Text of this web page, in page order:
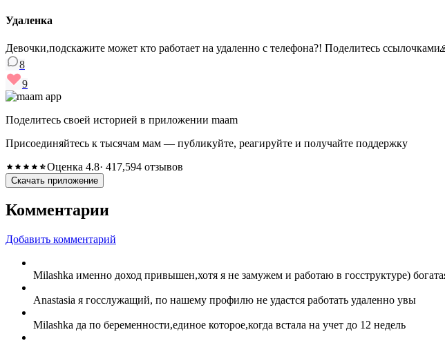
Удаленка
Девочки,подскажите может кто работает на удаленно с телефона?! Поделитесь
8
9
Поделитесь своей историей в приложении maam
Присоединяйтесь к тысячам мам — публикуйте, реагируйте и получайте поддержку
Оценка 4.8· 417,594 отзывов
Скачать приложение
Комментарии
Добавить комментарий
Milashka именно доход привышен,хотя я не замужем и работаю в госструктуре)
Anastasia я госслужащий, по нашему профилю не удастся работать удаленно увы
Milashka да по беременности,единое которое,когда встала на учет до 12 недель